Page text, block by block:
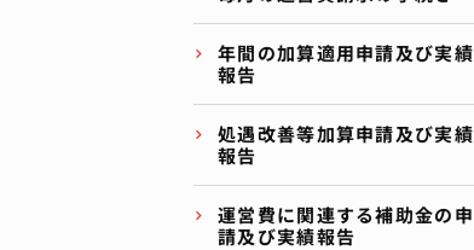
年間の加算適用申請及び実績
報告
処遇改善等加算申請及び実績
報告
運営費に関連する補助金の申
請及び実績報告